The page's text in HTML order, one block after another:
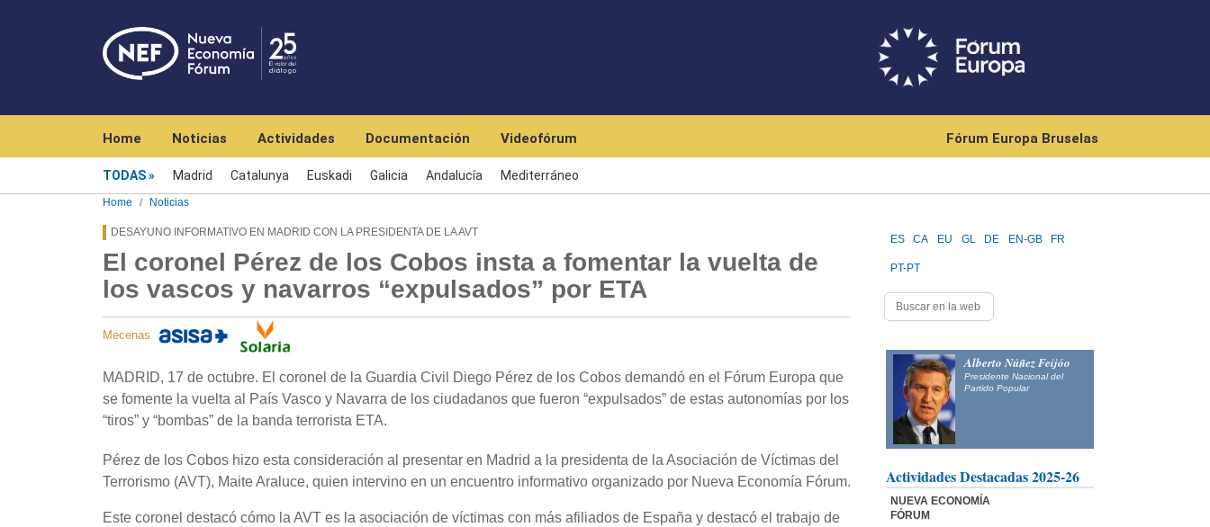
Home Noticias Actividades Documentación Videofórum Fórum Europa Bruselas
TODAS Madrid Catalunya Euskadi Galicia Andalucía Mediterráneo
Home Noticias
DESAYUNO INFORMATIVO EN MADRID CON LA PRESIDENTA DE LA AVT
El coronel Pérez de los Cobos insta a fomentar la vuelta de
los vascos y navarros “expulsados” por ETA
Mecenas
MADRID, 17 de octubre. El coronel de la Guardia Civil Diego Pérez de los Cobos demandó en el Fórum Europa que
se fomente la vuelta al País Vasco y Navarra de los ciudadanos que fueron “expulsados” de estas autonomías por los
“tiros” y “bombas” de la banda terrorista ETA.
Pérez de los Cobos hizo esta consideración al presentar en Madrid a la presidenta de la Asociación de Víctimas del
Terrorismo (AVT), Maite Araluce, quien intervino en un encuentro informativo organizado por Nueva Economía Fórum.
Este coronel destacó cómo la AVT es la asociación de víctimas con más afiliados de España y destacó el trabajo de
ES CA EU GL DE EN-GB FR
PT-PT
Alberto Núñez Feijóo
Presidente Nacional del
Partido Popular
Actividades Destacadas 2025-26
NUEVA ECONOMÍA
FÓRUM